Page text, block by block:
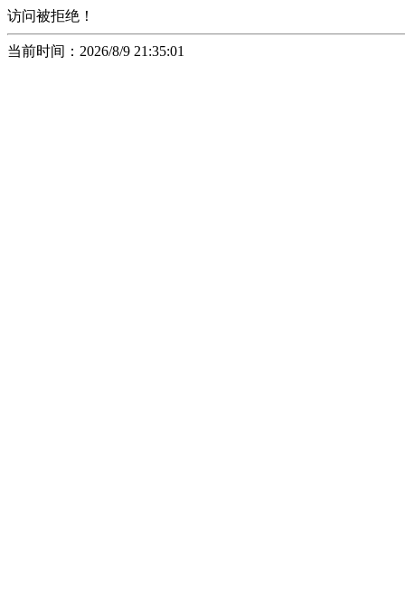
访问被拒绝！
当前时间：2026/8/9 21:35:01